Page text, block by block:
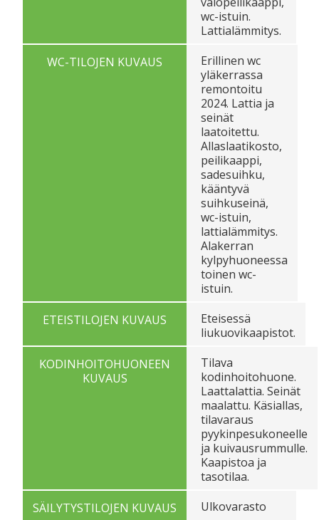
wc-istuin.
Lattialämmitys.
WC-TILOJEN KUVAUS
Erillinen wc
yläkerrassa
remontoitu
2024. Lattia ja
seinät
laatoitettu.
Allaslaatikosto,
peilikaappi,
sadesuihku,
kääntyvä
suihkuseinä,
wc-istuin,
lattialämmitys.
Alakerran
kylpyhuoneessa
toinen wc-
istuin.
ETEISTILOJEN KUVAUS
Eteisessä
liukuovikaapistot.
KODINHOITOHUONEEN
KUVAUS
Tilava
kodinhoitohuone.
Laattalattia. Seinät
maalattu. Käsiallas,
tilavaraus
pyykinpesukoneelle
ja kuivausrummulle.
Kaapistoa ja
tasotilaa.
SÄILYTYSTILOJEN KUVAUS
Ulkovarasto